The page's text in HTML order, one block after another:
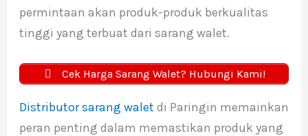
permintaan akan produk-produk berkualitas
tinggi yang terbuat dari sarang walet.
Cek Harga Sarang Walet? Hubungi Kami!
Distributor sarang walet di Paringin memainkan
peran penting dalam memastikan produk yang